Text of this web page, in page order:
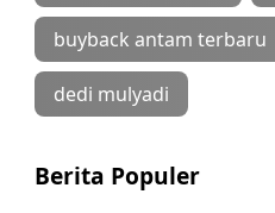
buyback antam terbaru
dedi mulyadi
Berita Populer